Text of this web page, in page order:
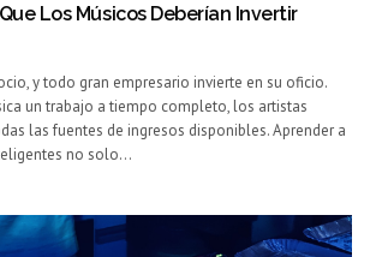
Los Músicos Deberían Invertir
y todo gran empresario invierte en su oficio.
un trabajo a tiempo completo, los artistas
las fuentes de ingresos disponibles. Aprender a
no solo…